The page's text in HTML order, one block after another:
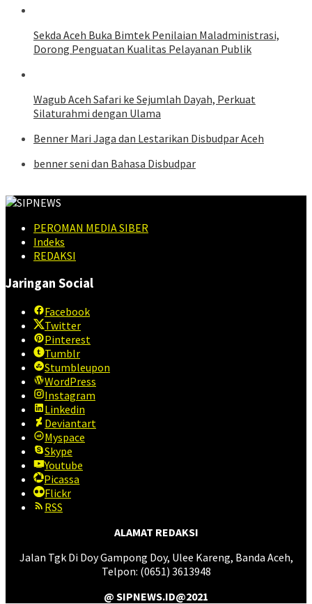
Sekda Aceh Buka Bimtek Penilaian Maladministrasi,
Dorong Penguatan Kualitas Pelayanan Publik
Wagub Aceh Safari ke Sejumlah Dayah, Perkuat
Silaturahmi dengan Ulama
Benner Mari Jaga dan Lestarikan Disbudpar Aceh
benner seni dan Bahasa Disbudpar
PEROMAN MEDIA SIBER
Indeks
REDAKSI
Jaringan Social
Facebook
Twitter
Pinterest
Tumblr
Stumbleupon
WordPress
Instagram
Linkedin
Deviantart
Myspace
Skype
Youtube
Picassa
Flickr
RSS
ALAMAT REDAKSI
Jalan Tgk Di Doy Gampong Doy, Ulee Kareng, Banda Aceh,
Telpon: (0651) 3613948
@ SIPNEWS.ID@2021